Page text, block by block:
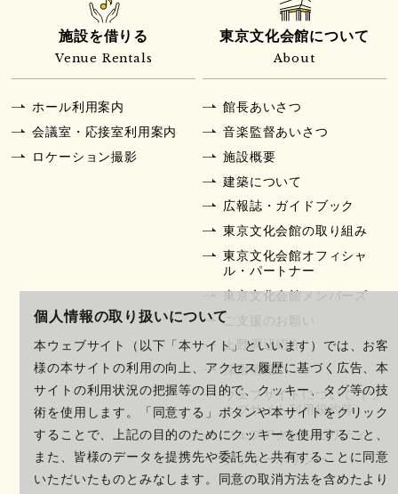
個人情報の取り扱いについて
本ウェブサイト（以下「本サイト」といいます）では、お客
様の本サイトの利用の向上、アクセス履歴に基づく広告、本
サイトの利用状況の把握等の目的で、クッキー、タグ等の技
術を使用します。「同意する」ボタンや本サイトをクリック
することで、上記の目的のためにクッキーを使用すること、
また、皆様のデータを提携先や委託先と共有することに同意
いただいたものとみなします。同意の取消方法を含めたより
施設を借りる
Venue Rentals
ホール利用案内
会議室・応接室利用案内
ロケーション撮影
東京文化会館について
About
館長あいさつ
音楽監督あいさつ
施設概要
建築について
広報誌・ガイドブック
東京文化会館の取り組み
東京文化会館オフィシャ
ル・パートナー
東京文化会館メンバーズ
ご支援のお願い
上野周辺紹介
採用情報
ウェブサイトについて（ウ
ェブサイト利用規約等）
ウェブアクセシビリティ
クッキーポリシー